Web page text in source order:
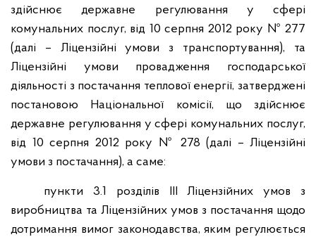
здійснює державне регулювання у сфері
комунальних послуг, від 10 серпня 2012 року № 277
(далі – Ліцензійні умови з транспортування), та
Ліцензійні умови провадження господарської
діяльності з постачання теплової енергії, затверджені
постановою Національної комісії, що здійснює
державне регулювання у сфері комунальних послуг,
від 10 серпня 2012 року № 278 (далі – Ліцензійні
умови з постачання), а саме:
пункти 3.1 розділів ІІІ Ліцензійних умов з
виробництва та Ліцензійних умов з постачання щодо
дотримання вимог законодавства, яким регулюється